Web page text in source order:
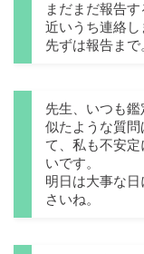
まだまだ報告
近いうち連絡し
先ずは報告まで
先生、いつも鑑
似たような質
て、私も不安
いです。
明日は大事な
さいね。